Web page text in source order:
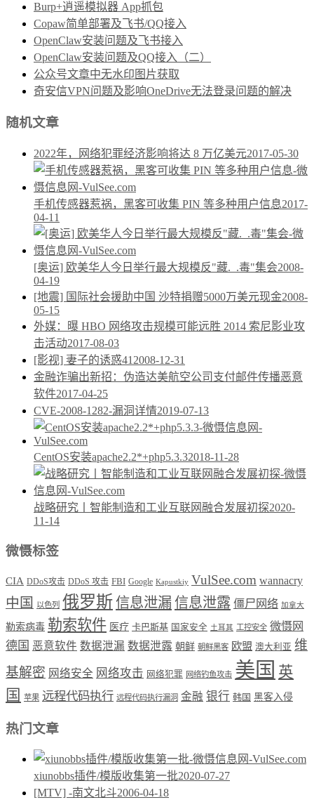
Burp+逍遥模拟器 App抓包
Copaw简单部署及飞书/QQ接入
OpenClaw安装问题及飞书接入
OpenClaw安装问题及QQ接入（二）
公众号文章中无水印图片获取
奇安信VPN问题及影响OneDrive无法登录问题的解决
随机文章
2022年，网络犯罪经济影响将达 8 万亿美元2017-05-30
手机传感器惹祸，黑客可收集 PIN 等多种用户信息2017-
04-11
[奥运] 欧美华人今日举行最大规模反"藏._.毒"集会2008-
04-19
[地震] 国际社会援助中国 沙特捐赠5000万美元现金2008-
05-15
外媒：曝 HBO 网络攻击规模可能远胜 2014 索尼影业攻
击活动2017-08-03
[影视] 妻子的诱惑41 2008-12-31
金融诈骗出新招：伪造达美航空公司支付邮件传播恶意
软件2017-04-25
CVE-2008-1282-漏洞详情2019-07-13
CentOS安装apache2.2*+php5.3.32018-11-28
战略研究丨智能制造和工业互联网融合发展初探2020-
11-14
微慑标签
CIA DDoS攻击 DDoS 攻击 FBI Google Kapustkiy VulSee.com wannacry
中国 以色列 俄罗斯信息泄漏信息泄露 僵尸网络 加拿大
勒索病毒 勒索软件 医疗 卡巴斯基 国家安全 土耳其 工控安全 微慑网
德国 恶意软件 数据泄漏 数据泄露 朝鲜 朝鲜黑客 欧盟 澳大利亚 维
基解密 网络安全 网络攻击 网络犯罪 网络钓鱼攻击 美国 英
国
苹果 远程代码执行 远程代码执行漏洞 金融 银行 韩国 黑客入侵
热门文章
xiunobbs插件/模版收集第一批2020-07-27
[MTV] -南文北斗2006-04-18